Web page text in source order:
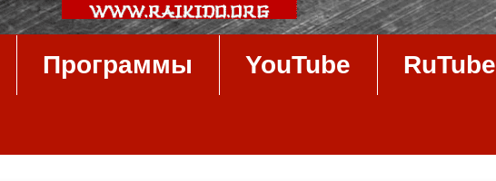
Программы YouTube RuTube